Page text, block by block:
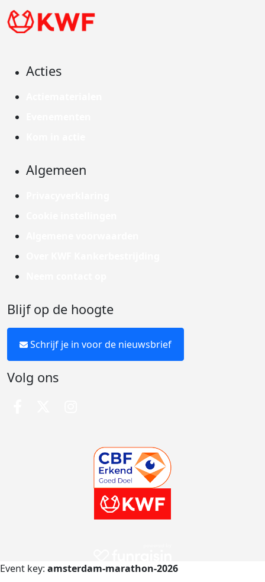
Acties
Algemeen
Blijf op de hoogte
Schrijf je in voor de nieuwsbrief
Volg ons
Event key: amsterdam-marathon-2026